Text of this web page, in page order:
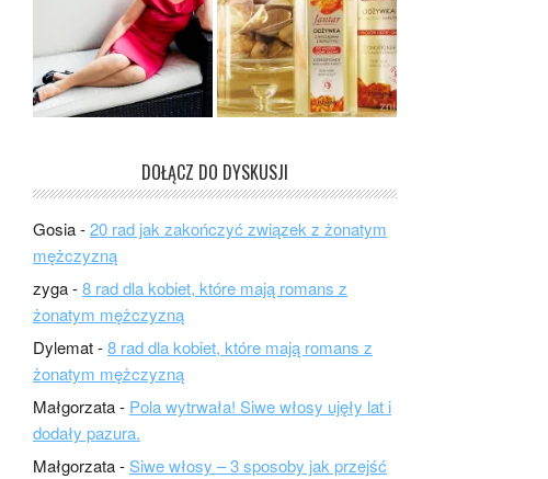
DOŁĄCZ DO DYSKUSJI
Gosia-20 rad jak zakończyć związek z żonatym
mężczyzną
zyga-8 rad dla kobiet, które mają romans z
żonatym mężczyzną
Dylemat-8 rad dla kobiet, które mają romans z
żonatym mężczyzną
Małgorzata- Pola wytrwała! Siwe włosy ujęły lat i
dodały pazura.
Małgorzata-Siwe włosy – 3 sposoby jak przejść